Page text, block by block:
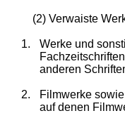
(2) Verwaiste
1.
Werke und
anderen
2.
Filmwerke
auf denen